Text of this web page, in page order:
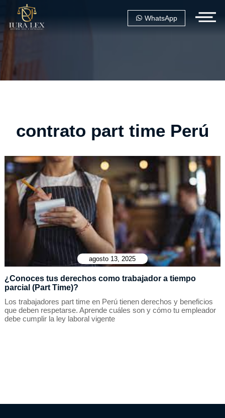
WhatsApp
contrato part time Perú
agosto 13, 2025
¿Conoces tus derechos como trabajador a tiempo
parcial (Part Time)?
Los trabajadores part time en Perú tienen derechos y beneficios
que deben respetarse. Aprende cuáles son y cómo tu empleador
debe cumplir la ley laboral vigente